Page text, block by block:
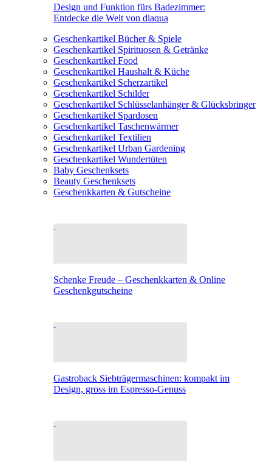
Design und Funktion fürs Badezimmer:
Entdecke die Welt von diaqua
Geschenkartikel Bücher & Spiele
Geschenkartikel Spirituosen & Getränke
Geschenkartikel Food
Geschenkartikel Haushalt & Küche
Geschenkartikel Scherzartikel
Geschenkartikel Schilder
Geschenkartikel Schlüsselanhänger & Glücksbringer
Geschenkartikel Spardosen
Geschenkartikel Taschenwärmer
Geschenkartikel Textilien
Geschenkartikel Urban Gardening
Geschenkartikel Wundertüten
Baby Geschenksets
Beauty Geschenksets
Geschenkkarten & Gutscheine
Schenke Freude – Geschenkkarten & Online
Geschenkgutscheine
Gastroback Siebträgermaschinen: kompakt im
Design, gross im Espresso-Genuss